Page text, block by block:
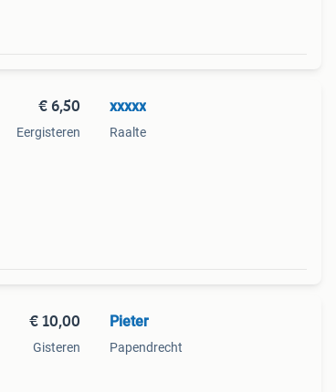
€ 6,50
Eergisteren
xxxxx
Raalte
€ 10,00
Gisteren
Pieter
Papendrecht